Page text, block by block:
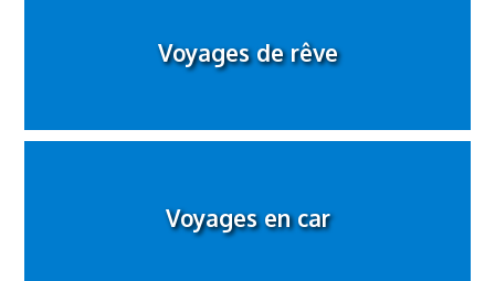
Voyages de rêve
Voyages en car